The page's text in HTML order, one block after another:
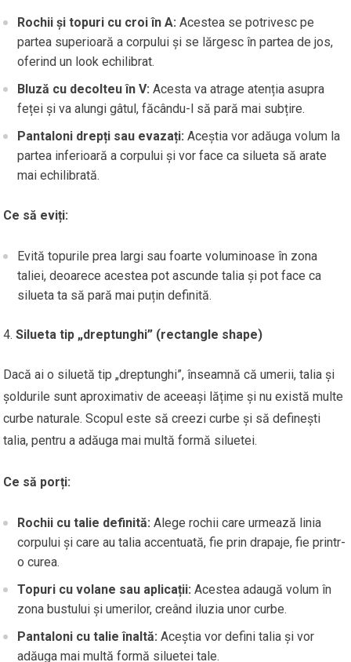
Rochii și topuri cu croi în A: Acestea se potrivesc pe
partea superioară a corpului și se lărgesc în partea de jos,
oferind un look echilibrat.
Bluză cu decolteu în V: Acesta va atrage atenția asupra
feței și va alungi gâtul, făcându-l să pară mai subțire.
Pantaloni drepți sau evazați: Aceștia vor adăuga volum la
partea inferioară a corpului și vor face ca silueta să arate
mai echilibrată.
Ce să eviți:
Evită topurile prea largi sau foarte voluminoase în zona
taliei, deoarece acestea pot ascunde talia și pot face ca
silueta ta să pară mai puțin definită.
Silueta tip „dreptunghi” (rectangle shape)
Dacă ai o siluetă tip „dreptunghi”, înseamnă că umerii, talia și
șoldurile sunt aproximativ de aceeași lățime și nu există multe
curbe naturale. Scopul este să creezi curbe și să definești
talia, pentru a adăuga mai multă formă siluetei.
Ce să porți:
Rochii cu talie definită: Alege rochii care urmează linia
corpului și care au talia accentuată, fie prin drapaje, fie printr-
o curea.
Topuri cu volane sau aplicații: Acestea adaugă volum în
zona bustului și umerilor, creând iluzia unor curbe.
Pantaloni cu talie înaltă: Aceștia vor defini talia și vor
adăuga mai multă formă siluetei tale.